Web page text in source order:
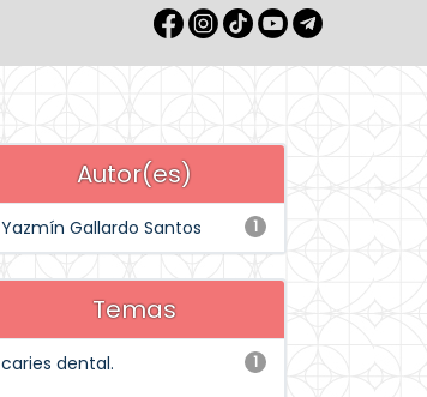
Autor(es)
1
Yazmín Gallardo Santos
Temas
1
caries dental.